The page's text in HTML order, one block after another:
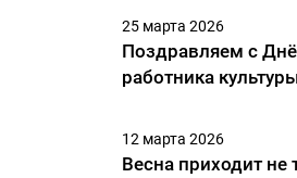
25 марта 2026
Поздравляем с
работника
12 марта 2026
Весна приходит не